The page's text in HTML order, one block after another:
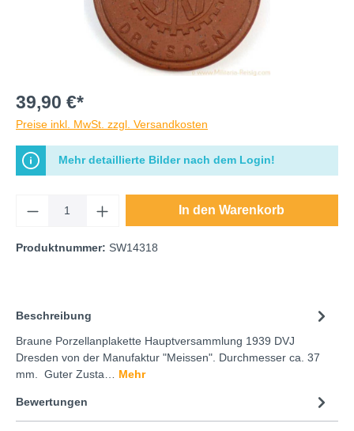
39,90 €*
Preise inkl. MwSt. zzgl. Versandkosten
Mehr detaillierte Bilder nach dem Login!
In den Warenkorb
Produktnummer: SW14318
Beschreibung
Braune Porzellanplakette Hauptversammlung 1939 DVJ
Dresden von der Manufaktur "Meissen". Durchmesser ca. 37
mm. Guter Zusta… Mehr
Bewertungen